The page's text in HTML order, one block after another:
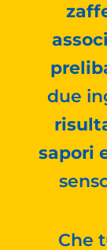
due
sapori
Che